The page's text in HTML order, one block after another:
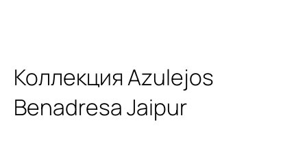
Коллекция Azulejos
Benadresa Jaipur